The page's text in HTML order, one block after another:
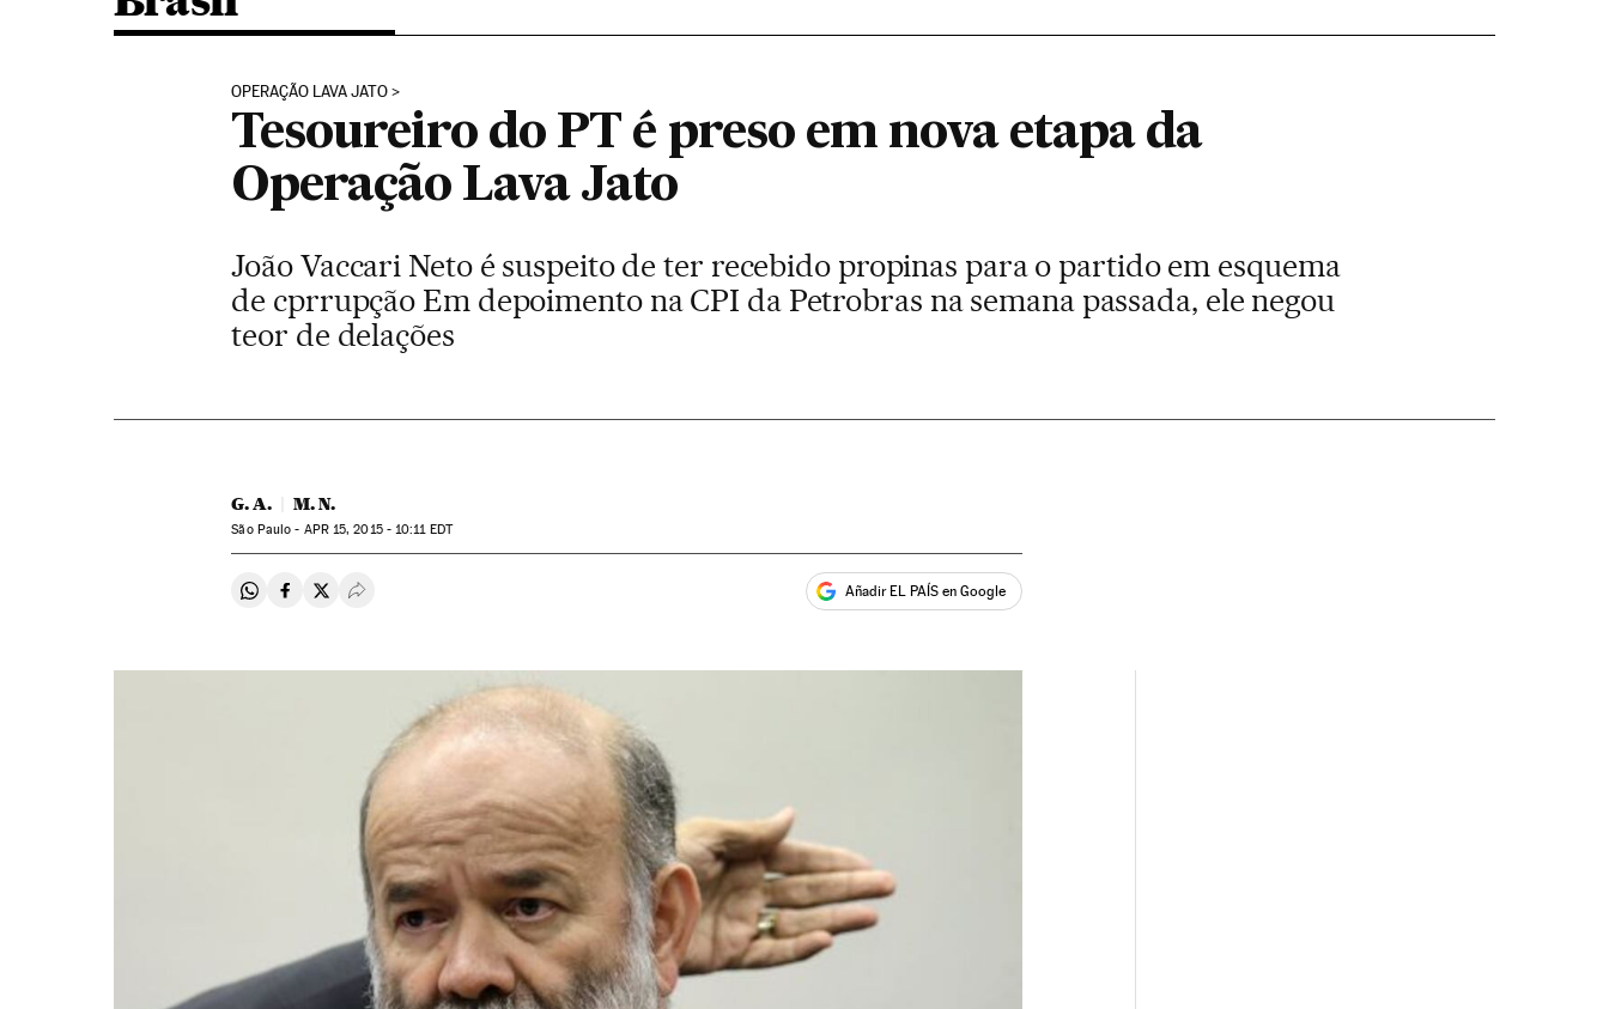
OPERAÇÃO LAVA JATO
Tesoureiro do PT é preso em nova etapa da
Operação Lava Jato
João Vaccari Neto é suspeito de ter recebido propinas para o partido em esquema
de cprrupção Em depoimento na CPI da Petrobras na semana passada, ele negou
teor de delações
G. A. M. N.
São Paulo - APR15, 2015 - 10:11EDT
Compartir en Whatsapp
Compartir en Facebook
Compartir en Twitter
Desplegar Redes Sociales Añadir EL PAÍS en Google